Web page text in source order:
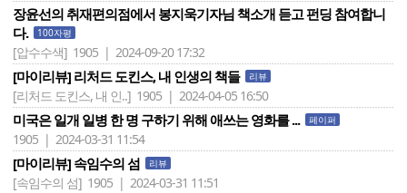
장윤선의 취재편의점에서 봉지욱기자님 책소개 듣고 펀딩 참여합니
다.
100자평
[압수수색] 1905 | 2024-09-20 17:32
[마이리뷰] 리처드 도킨스, 내 인생의 책들 리뷰
[리처드 도킨스, 내 인..] 1905 | 2024-04-05 16:50
미국은 일개 일병 한 명 구하기 위해 애쓰는 영화를 ... 페이퍼
1905 | 2024-03-31 11:54
[마이리뷰] 속임수의 섬 리뷰
[속임수의 섬] 1905 | 2024-03-31 11:51